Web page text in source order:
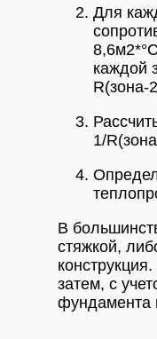
Для
каждой
R(зона-
1/
В
стяжкой,
затем, с
фундамента